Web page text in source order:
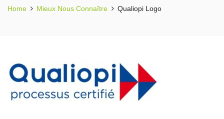
Home Mieux Nous Connaître Qualiopi Logo